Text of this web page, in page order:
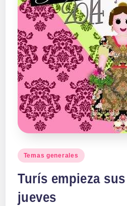
Publicado
Temas generales
Turís empieza sus
jueves